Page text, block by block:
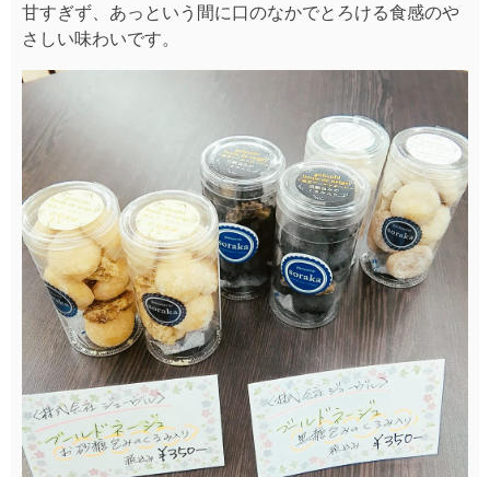
甘すぎず、あっという間に口のなかでとろける食感のや
さしい味わいです。